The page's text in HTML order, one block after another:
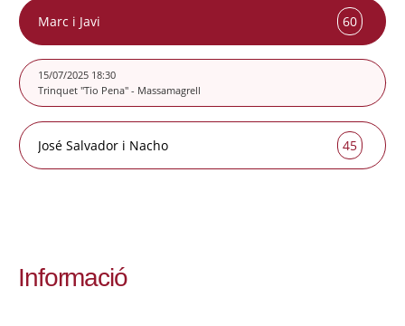
Marc i Javi
60
45
José Salvador i Nacho
45
60
15/07/2025 18:30
Trinquet "Tio Pena" - Massamagrell
Informació